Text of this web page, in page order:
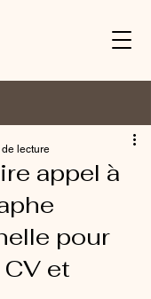
appel à
pour
et
lecture